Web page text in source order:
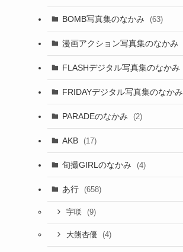
BOMB写真集のなかみ (63)
漫画アクション写真集のなかみ
FLASHデジタル写真集のなかみ
FRIDAYデジタル写真集のなかみ
PARADEのなかみ (2)
AKB (17)
旬撮GIRLのなかみ (4)
あ行 (658)
宇咲 (9)
大熊杏優 (4)